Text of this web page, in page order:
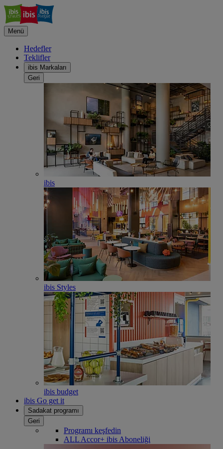
Menü
Hedefler
Teklifler
ibis Markaları
Geri
ibis
ibis Styles
ibis budget
ibis Go get it
Sadakat programı
Geri
Programı keşfedin
ALL Accor+ ibis Aboneliği